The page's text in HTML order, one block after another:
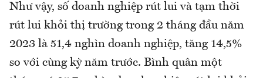
Như vậy, số doanh nghiệp rút lui và tạm thời
rút lui khỏi thị trường trong 2 tháng đầu năm
2023 là 51,4 nghìn doanh nghiệp, tăng 14,5%
so với cùng kỳ năm trước. Bình quân một